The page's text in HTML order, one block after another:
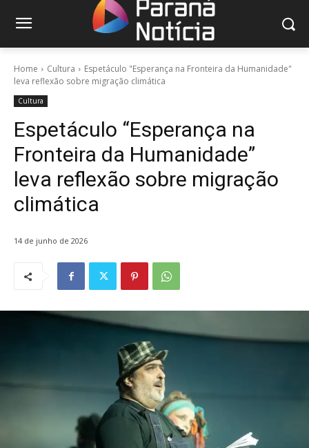
Home Cultura
Espetáculo "Esperança na Fronteira da Humanidade"
leva reflexão sobre migração climática
Cultura
Espetáculo “Esperança na
Fronteira da Humanidade”
leva reflexão sobre migração
climática
14 de junho de 2026